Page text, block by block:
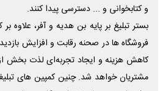
و کتابخوانی و ... دسترسی پیدا کنند.
بستر تبلیغ بر پایه بن هدیه و آفر، علاوه
فروشگاه ها در صحنه رقابت و افزایش
کاهش هزینه و ایجاد تجربه‌ای لذت بخش
مشتریان خواهد شد. چنین کمپین های